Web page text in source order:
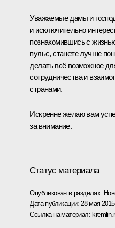
Уважаемые дамы и
и исключительно
познакомившись с
пульс, станете лучше
делать всё возможное
сотрудничества и
странами.
Искренне желаю вам
за внимание.
Статус материала
Опубликован в разделах:
Дата публикации: 28 мая
Ссылка на материал: